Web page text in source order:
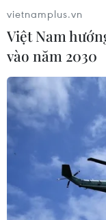
Thủ tướng
vietnamplus.vn
Việt Nam
vào năm 2030